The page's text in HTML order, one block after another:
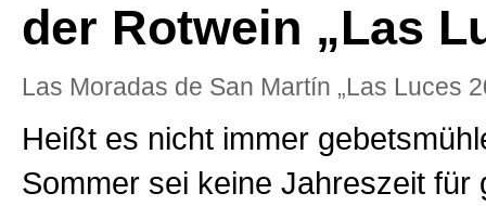
der Rotwein „Las
Las Moradas de San Martín „Las Luces
Heißt es nicht immer
Sommer sei keine Jahreszeit für